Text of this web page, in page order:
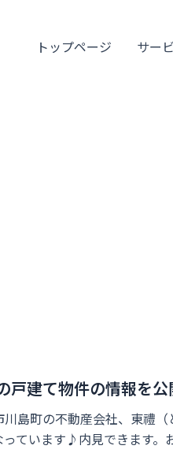
トップページ サー
戸建て物件の情報を公
川島町の不動産会社、東禮
っています♪内見できます